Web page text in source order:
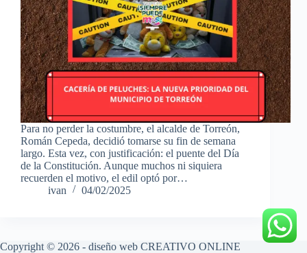
Para no perder la costumbre, el alcalde de Torreón,
Román Cepeda, decidió tomarse su fin de semana
largo. Esta vez, con justificación: el puente del Día
de la Constitución. Aunque muchos ni siquiera
recuerden el motivo, el edil optó por…
ivan
04/02/2025
Copyright © 2026 - diseño web CREATIVO ONLINE